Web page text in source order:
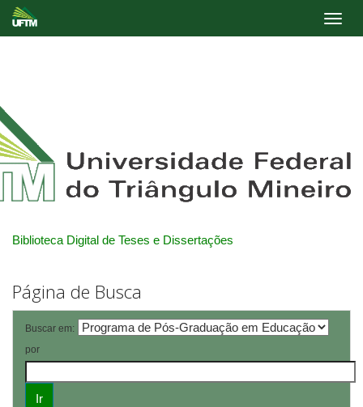
Biblioteca Digital de Teses e Dissertações
Página de Busca
Buscar em:
por